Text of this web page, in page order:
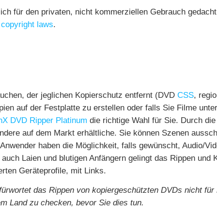
für den privaten, nicht kommerziellen Gebrauch
laws.
der jeglichen Kopierschutz entfernt (DVD CSS,
auf der Festplatte zu erstellen oder falls Sie Filme
DVD Ripper Platinum die richtige Wahl für Sie. Durch
auf dem Markt erhältliche. Sie können Szenen
haben die Möglichkeit, falls gewünscht, Audio/
Laien und blutigen Anfängern gelingt das Rippen und
Geräteprofile, mit Links.
das Rippen von kopiergeschützten DVDs nicht
Land zu checken, bevor Sie dies tun.